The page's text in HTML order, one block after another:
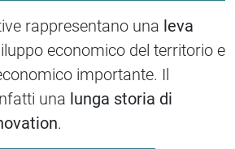
rappresentano una leva
economico del territorio e
importante. Il
una lunga storia di
.